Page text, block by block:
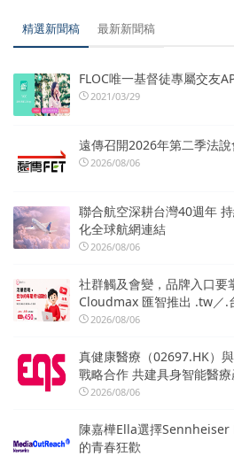
精選新聞稿 最新新聞稿
FLOC唯一基督徒專屬交友
2021/03/29
遠傳召開2026年第二季法說
2026/08/06
聯合航空深耕台灣40週年
化全球航網連結
2026/08/06
社群觸及會變，品牌入口要
Cloudmax 匯智推出 .tw／.
2026/08/06
真健康醫療（02697.HK）
戰略合作 共建具身智能醫
2026/08/06
陳嘉樺Ella選擇
的青春狂歡